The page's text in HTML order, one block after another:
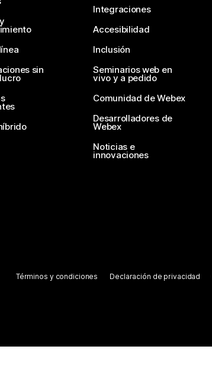
sin
Integraciones
Accesibilidad
Inclusión
Seminarios web en
vivo y a pedido
Comunidad de Webex
Desarrolladores de
Webex
Noticias e
innovaciones
Términos y condiciones Declaración de privacidad